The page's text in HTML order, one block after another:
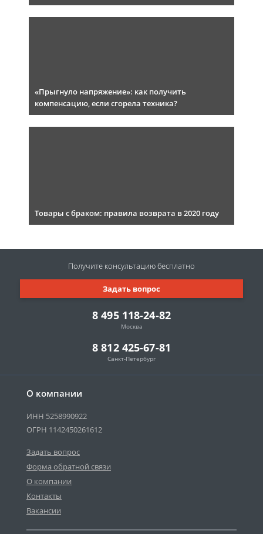
«Прыгнуло напряжение»: как получить
компенсацию, если сгорела техника?
Товары с браком: правила возврата в 2020 году
О компании
ИНН 5258990922
ОГРН 1142450261612
Задать вопрос
Форма обратной связи
О компании
Контакты
Вакансии
8 495 118-24-82
Москва
8 812 425-67-81
Санкт-Петербург
Задать вопрос
Получите консультациюбесплатно